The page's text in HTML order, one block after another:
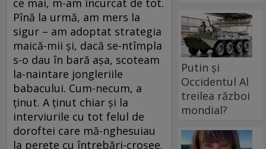
ce mai, m-am încurcat de tot.
Pînă la urmă, am mers la
sigur – am adoptat strategia
maică-mii și, dacă se-ntîmpla
s-o dau în bară așa, scoteam
la-naintare jongleriile
babacului. Cum-necum, a
ținut. A ținut chiar și la
interviurile cu tot felul de
doroftei care mă-nghesuiau
la perete cu întrebări-croșee.
Putin și
Occidentul Al
treilea război
mondial?